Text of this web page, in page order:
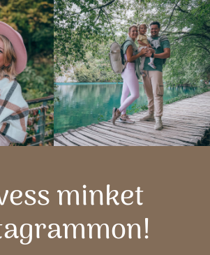
minket